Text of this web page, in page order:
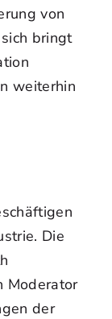
von
bringt
weiterhin
Die
Moderator
der